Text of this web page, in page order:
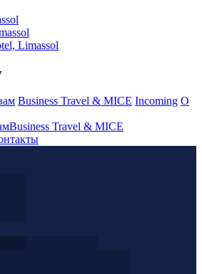
Limassol
Business Travel & MICE Incoming О
Business Travel & MICE